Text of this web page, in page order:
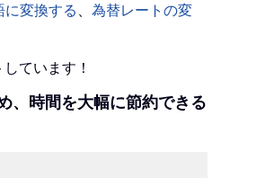
に変換する 、 為替レートの変
ています！
、時間を大幅に節約できる